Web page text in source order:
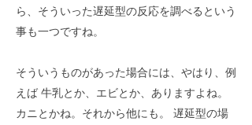
ら、そういった遅延型の反応を調べるという
事も一つですね。
そういうものがあった場合には、やはり、例
えば 牛乳とか、エビとか、ありますよね。
カニとかね。それから他にも。 遅延型の場